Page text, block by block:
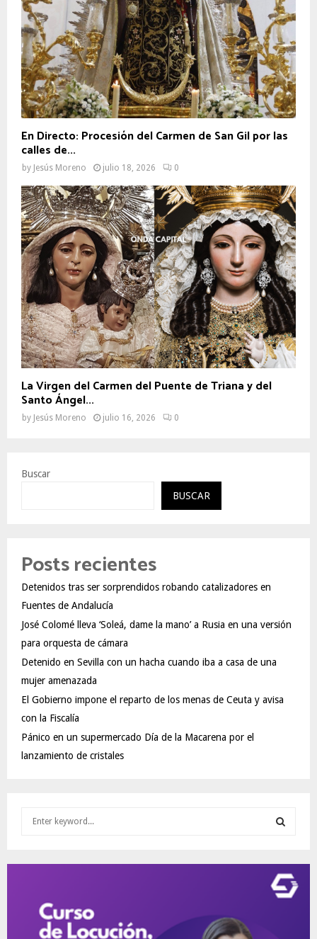
En Directo: Procesión del Carmen de San Gil por las
calles de...
by Jesús Moreno julio 18, 2026 0
La Virgen del Carmen del Puente de Triana y del
Santo Ángel...
by Jesús Moreno julio 16, 2026 0
Buscar
BUSCAR
Posts recientes
Detenidos tras ser sorprendidos robando catalizadores en
Fuentes de Andalucía
José Colomé lleva ‘Soleá, dame la mano’ a Rusia en una versión
para orquesta de cámara
Detenido en Sevilla con un hacha cuando iba a casa de una
mujer amenazada
El Gobierno impone el reparto de los menas de Ceuta y avisa
con la Fiscalía
Pánico en un supermercado Día de la Macarena por el
lanzamiento de cristales
E